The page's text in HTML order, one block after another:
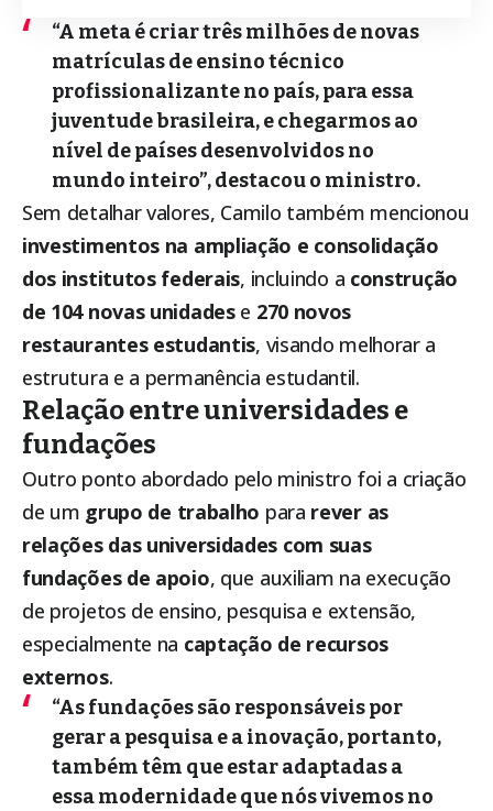
“A meta é criar três milhões de novas
matrículas de ensino técnico
profissionalizante no país, para essa
juventude brasileira, e chegarmos ao
nível de países desenvolvidos no
mundo inteiro”, destacou o ministro.
Sem detalhar valores, Camilo também mencionou
investimentos na ampliação e consolidação
dos institutos federais, incluindo a construção
de 104 novas unidadese 270 novos
restaurantes estudantis, visando melhorar a
estrutura e a permanência estudantil.
Relação entre universidades e
fundações
Outro ponto abordado pelo ministro foi a criação
de um grupo de trabalho para rever as
relações das universidades com suas
fundações de apoio, que auxiliam na execução
de projetos de ensino, pesquisa e extensão,
especialmente na captação de recursos
externos.
“As fundações são responsáveis por
gerar a pesquisa e a inovação, portanto,
também têm que estar adaptadas a
essa modernidade que nós vivemos no